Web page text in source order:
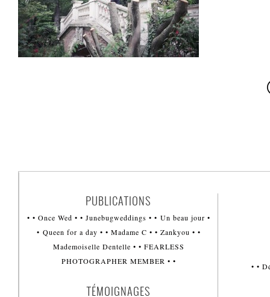
PUBLICATIONS
• • Once Wed • • Junebugweddings • • Un beau jour •
• Queen for a day • • Madame C • • Zankyou • •
Mademoiselle Dentelle • • FEARLESS
PHOTOGRAPHER MEMBER • •
TÉMOIGNAGES
• •